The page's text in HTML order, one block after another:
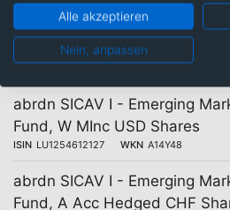
abrdn SICAV I - Emerging
Fund, W Acc USD Shares
abrdn SICAV I - Emerging
Fund, W MInc USD Shares
ISIN LU1254612127 WKN A14Y48
abrdn SICAV I - Emerging
Fund, A Acc Hedged CHF
Alle akzeptieren
Nein, anpassen